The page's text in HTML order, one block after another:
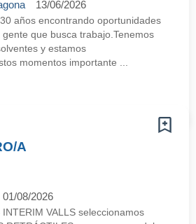
13/06/2026
años encontrando oportunidades
que busca trabajo.Tenemos
y estamos
momentos importante ...
A
01/08/2026
VALLS seleccionamos